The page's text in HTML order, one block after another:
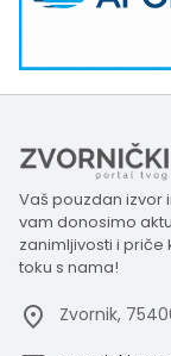
Vaš pouzdan izvor
vam donosimo
zanimljivosti i priče
toku s nama!
Zvornik,